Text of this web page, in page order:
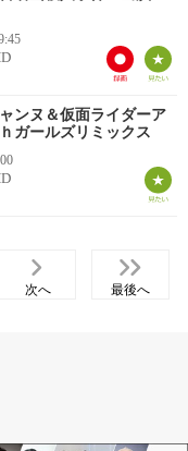
ンヌ＆仮面ライダーア
ガールズリミックス
次へ 最後へ